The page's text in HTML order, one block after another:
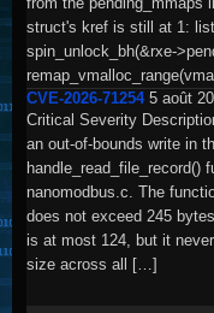
struct's kref is still at 1:
spin_unlock_bh(&rxe-
CVE-2026-71254 5 août
Critical Severity
an out-of-bounds write in
handle_read_file_record()
nanomodbus.c. The
does not exceed 245
is at most 124, but it
size across all […]